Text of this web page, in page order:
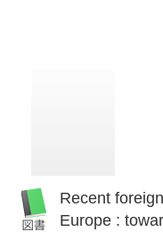
Recent
Europe :